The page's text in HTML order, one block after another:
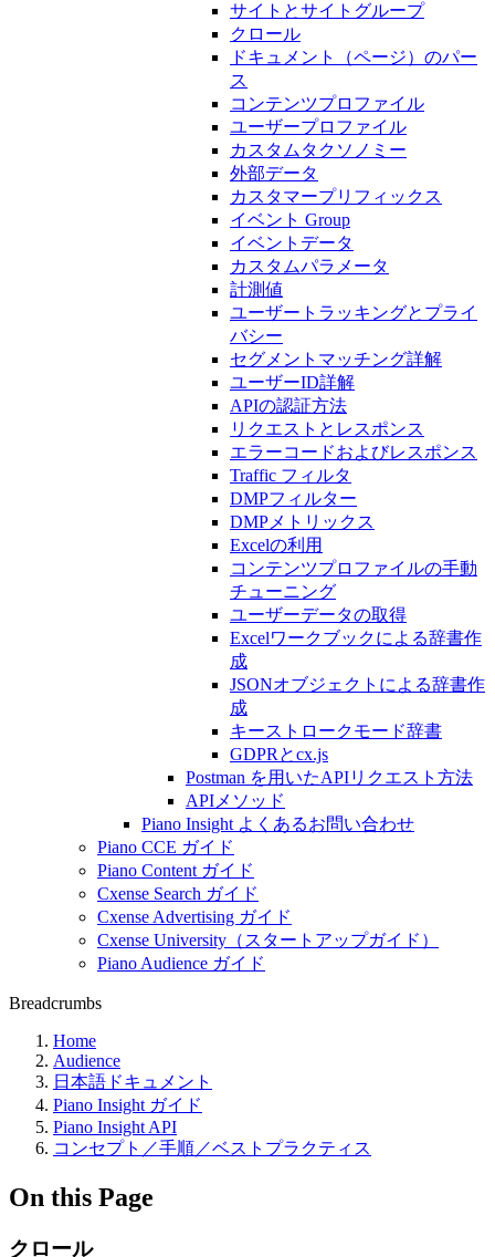
サイトとサイトグループ
クロール
ドキュメント（ページ）のパー
ス
コンテンツプロファイル
ユーザープロファイル
カスタムタクソノミー
外部データ
カスタマープリフィックス
イベント Group
イベントデータ
カスタムパラメータ
計測値
ユーザートラッキングとプライ
バシー
セグメントマッチング詳解
ユーザーID詳解
APIの認証方法
リクエストとレスポンス
エラーコードおよびレスポンス
Traffic フィルタ
DMPフィルター
DMPメトリックス
Excelの利用
コンテンツプロファイルの手動
チューニング
ユーザーデータの取得
Excelワークブックによる辞書作
成
JSONオブジェクトによる辞書作
成
キーストロークモード辞書
GDPRとcx.js
Postman を用いたAPIリクエスト方法
APIメソッド
Piano Insight よくあるお問い合わせ
Piano CCE ガイド
Piano Content ガイド
Cxense Search ガイド
Cxense Advertising ガイド
Cxense University（スタートアップガイド）
Piano Audience ガイド
Breadcrumbs
Home
Audience
日本語ドキュメント
Piano Insight ガイド
Piano Insight API
コンセプト／手順／ベストプラクティス
On this Page
クロール